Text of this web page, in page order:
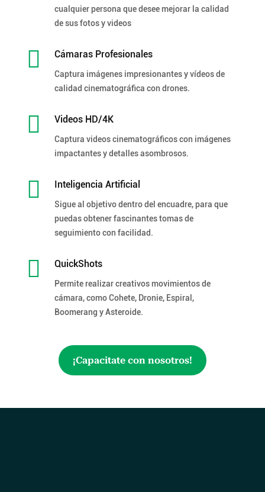
cualquier persona que desee mejorar la calidad
de sus fotos y videos
 Cámaras Profesionales
Captura imágenes impresionantes y vídeos de
calidad cinematográfica con drones.
 Videos HD/4K
Captura videos cinematográficos con imágenes
impactantes y detalles asombrosos.
 Inteligencia Artificial
Sigue al objetivo dentro del encuadre, para que
puedas obtener fascinantes tomas de
seguimiento con facilidad.
 QuickShots
Permite realizar creativos movimientos de
cámara, como Cohete, Dronie, Espiral,
Boomerang y Asteroide.
¡Capacitate con nosotros!